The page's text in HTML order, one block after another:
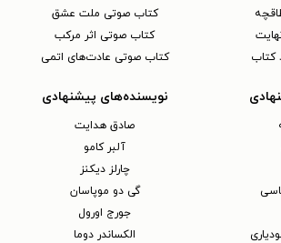
کتاب
کتاب صوتی ملت عشق
کتاب صوتی اثر مرکب
کتاب صوتی عادت‌های اتمی
نویسنده‌های پیشنهادی
صادق هدایت
آلبر کامو
چارلز دیکنز
گی دو موپاسان
جورج اورول
الکساندر دوما